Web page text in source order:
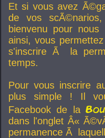
Et si vous avez
de vos
bienvenu pour
ainsi, vous
s'inscrire Ã la
temps.
Pour vous inscrire
plus simple ! Il
Facebook de la
dans l'onglet Â«
permanence Ã